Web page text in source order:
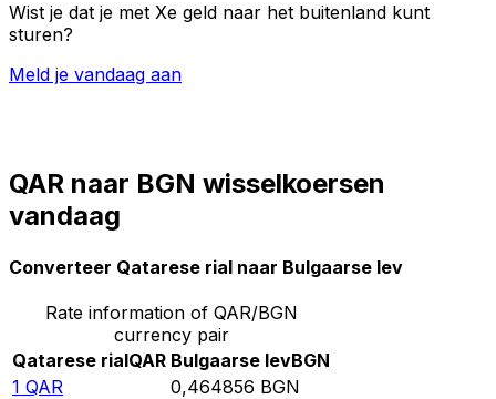
Wist je dat je met Xe geld naar het buitenland kunt
sturen?
Meld je vandaag aan
QAR naar BGN wisselkoersen
vandaag
Converteer Qatarese rial naar Bulgaarse lev
Rate information of QAR/BGN
currency pair
Qatarese rialQAR Bulgaarse levBGN
1 QAR 0,464856 BGN